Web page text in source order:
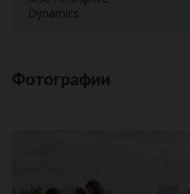
Dynamics
Фотографии